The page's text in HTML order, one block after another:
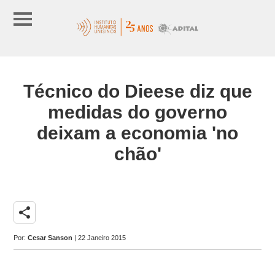
Técnico do Dieese diz que
medidas do governo
deixam a economia 'no
chão'
share
Por:Cesar Sanson | 22 Janeiro 2015